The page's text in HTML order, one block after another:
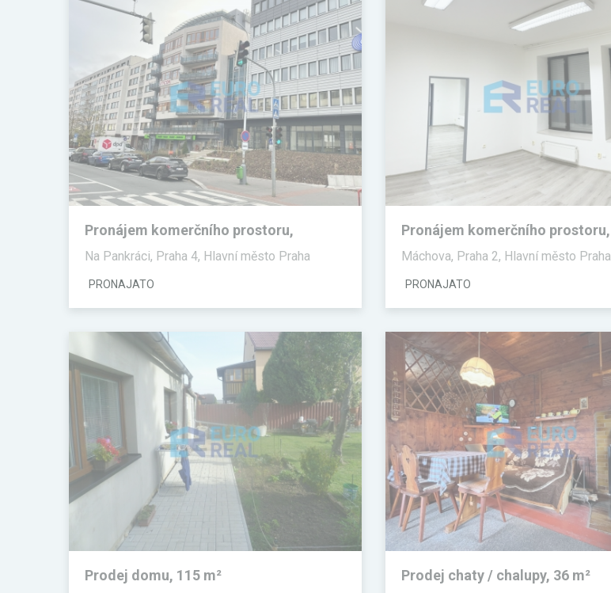
Pronájem komerčního prostoru,
Na Pankráci, Praha 4, Hlavní město Praha
PRONAJATO
Pronájem komerčního prostoru,
Máchova, Praha 2, Hlavní město Praha
PRONAJATO
Prodej domu, 115 m² Prodej chaty / chalupy, 36 m²